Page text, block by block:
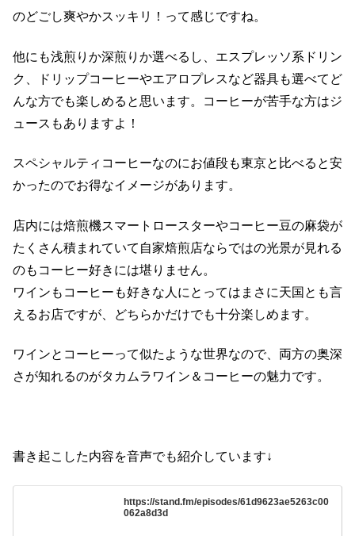
のどごし爽やかスッキリ！って感じですね。
他にも浅煎りか深煎りか選べるし、エスプレッソ系ドリン
ク、ドリップコーヒーやエアロプレスなど器具も選べてど
んな方でも楽しめると思います。コーヒーが苦手な方はジ
ュースもありますよ！
スペシャルティコーヒーなのにお値段も東京と比べると安
かったのでお得なイメージがあります。
店内には焙煎機スマートロースターやコーヒー豆の麻袋が
たくさん積まれていて自家焙煎店ならではの光景が見れる
のもコーヒー好きには堪りません。
ワインもコーヒーも好きな人にとってはまさに天国とも言
えるお店ですが、どちらかだけでも十分楽しめます。
ワインとコーヒーって似たような世界なので、両方の奥深
さが知れるのがタカムラワイン＆コーヒーの魅力です。
書き起こした内容を音声でも紹介しています↓
https://stand.fm/episodes/61d9623ae5263c00
062a8d3d